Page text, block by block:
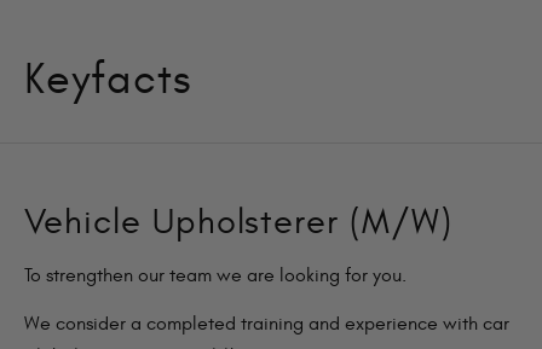
Keyfacts
Vehicle Upholsterer (M/W)
To strengthen our team we are looking for you.
We consider a completed training and experience with car